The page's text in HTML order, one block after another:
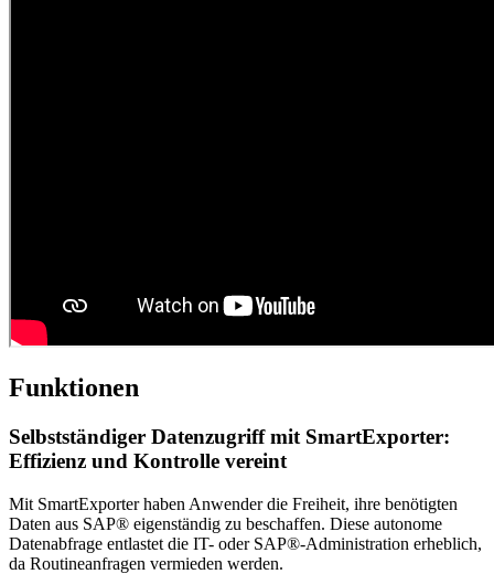
Funktionen
Selbstständiger Datenzugriff mit SmartExporter:
Effizienz und Kontrolle vereint
Mit SmartExporter haben Anwender die Freiheit, ihre benötigten
Daten aus SAP® eigenständig zu beschaffen. Diese autonome
Datenabfrage entlastet die IT- oder SAP®-Administration erheblich,
da Routineanfragen vermieden werden.